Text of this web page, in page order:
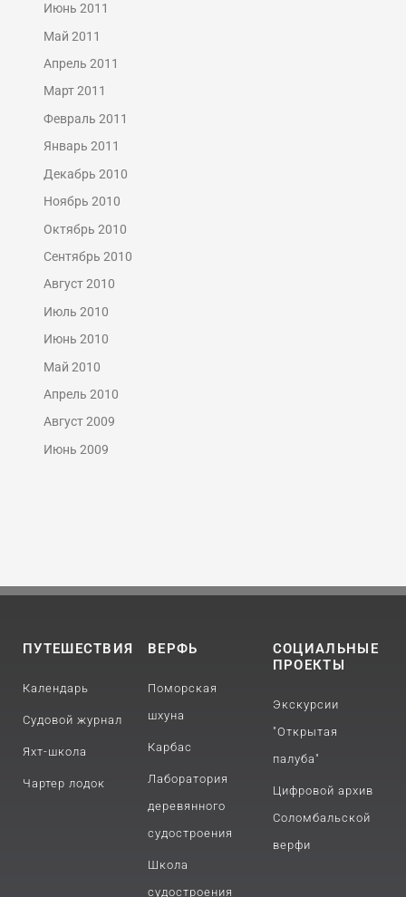
Июнь 2011
Май 2011
Апрель 2011
Март 2011
Февраль 2011
Январь 2011
Декабрь 2010
Ноябрь 2010
Октябрь 2010
Сентябрь 2010
Август 2010
Июль 2010
Июнь 2010
Май 2010
Апрель 2010
Август 2009
Июнь 2009
ПУТЕШЕСТВИЯ
Календарь
Судовой журнал
Яхт-школа
Чартер лодок
ВЕРФЬ
Поморская
шхуна
Карбас
Лаборатория
деревянного
судостроения
Школа
судостроения
СОЦИАЛЬНЫЕ
ПРОЕКТЫ
Экскурсии
"Открытая
палуба"
Цифровой архив
Соломбальской
верфи